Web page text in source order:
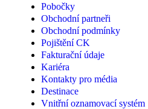
Pobočky
Obchodní partneři
Obchodní podmínky
Pojištění CK
Fakturační údaje
Kariéra
Kontakty pro média
Destinace
Vnitřní oznamovací systém